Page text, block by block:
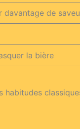
davantage de
la bière
habitudes